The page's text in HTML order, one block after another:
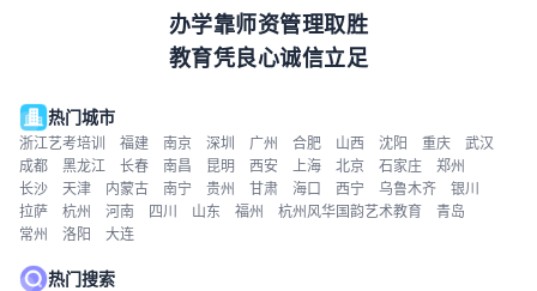
办学靠师资管理取胜
教育凭良心诚信立足
热门城市
浙江艺考培训 福建 南京 深圳 广州 合肥 山西 沈阳 重庆
武汉
成都
黑龙江 长春 南昌 昆明 西安 上海 北京 石家庄
郑州
长沙
天津 内蒙古 南宁 贵州 甘肃 海口 西宁 乌鲁木齐
银川
拉萨
杭州 河南 四川 山东 福州 杭州风华国韵艺术教育
青岛
常州
洛阳 大连
热门搜索